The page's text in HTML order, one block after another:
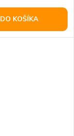
DO KOŠÍKA